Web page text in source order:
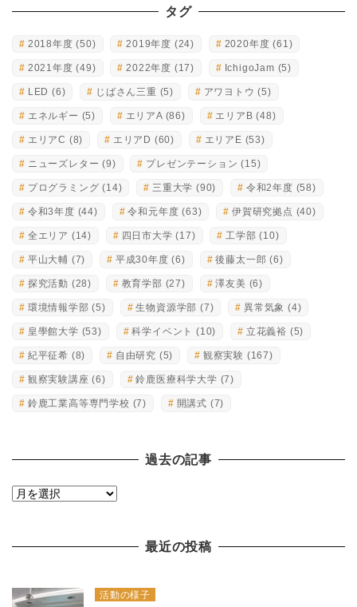
タグ
2018年度 (50) 2019年度 (24) 2020年度 (61)
2021年度 (49) 2022年度 (17) IchigoJam (5)
LED (6) じばさん三重 (5) アワヨトウ (5)
エネルギー (5) エリアA(86) エリアB (48)
エリアC (8) エリアD (60) エリアE (53)
ニューズレター (9) プレゼンテーション (15)
プログラミング (14) 三重大学 (90) 令和2年度 (58)
令和3年度 (44) 令和元年度 (63) 伊賀研究拠点 (40)
全エリア (14) 四日市大学 (17) 工学部 (10)
平山大輔 (7) 平成30年度 (6) 後藤太一郎 (6)
探究活動 (28) 教育学部 (27) 澤友美 (6)
環境情報学部 (5) 生物資源学部 (7) 異常気象 (4)
皇學館大学 (53) 科学イベント (10) 立花義裕 (5)
紀平征希 (8) 自由研究 (5) 観察実験 (167)
観察実験講座 (6) 鈴鹿医療科学大学 (7)
鈴鹿工業高等専門学校 (7) 開講式 (7)
過去の記事
過
最近の投稿
活動の様子